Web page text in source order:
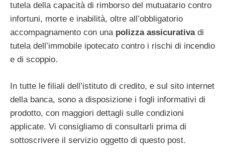
tutela della capacità di rimborso del mutuatario contro
infortuni, morte e inabilità, oltre all’obbligatorio
accompagnamento con unapolizza assicurativadi
tutela dell’immobile ipotecato contro i rischi di incendio
e di scoppio.
In tutte le filiali dell’istituto di credito, e sul sito internet
della banca, sono a disposizione i fogli informativi di
prodotto, con maggiori dettagli sulle condizioni
applicate. Vi consigliamo di consultarli prima di
sottoscrivere il servizio oggetto di questo post.